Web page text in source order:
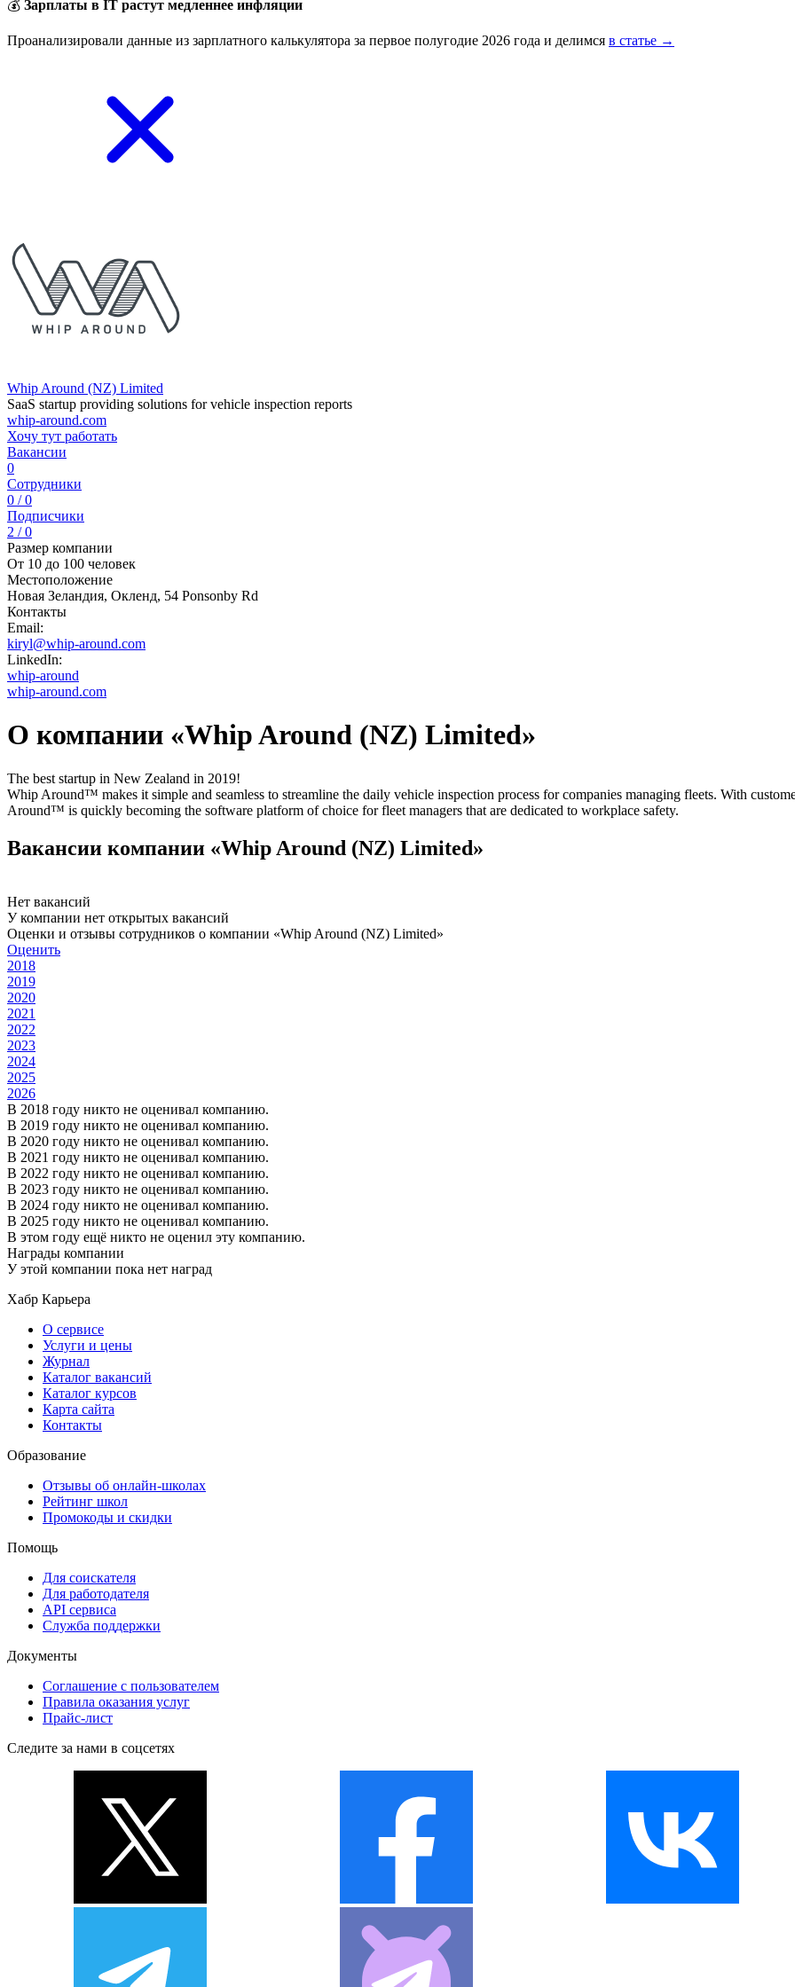
💰 Зарплаты в IT растут медленнее инфляции
Проанализировали данные из зарплатного калькулятора за первое полугодие 2026 года и делимся в статье →
Whip Around (NZ) Limited
SaaS startup providing solutions for vehicle inspection reports
whip-around.com
Хочу тут работать
Вакансии
0
Сотрудники
0 / 0
Подписчики
2 / 0
Размер компании
От 10 до 100 человек
Местоположение
Новая Зеландия, Окленд, 54 Ponsonby Rd
Контакты
Email:
kiryl@whip-around.com
LinkedIn:
whip-around
whip-around.com
О компании «Whip Around (NZ) Limited»
The best startup in New Zealand in 2019!
Whip Around™ makes it simple and seamless to streamline the daily vehicle inspection process for companies managing fleets. With
Around™ is quickly becoming the software platform of choice for fleet managers that are dedicated to workplace safety.
Вакансии компании «Whip Around (NZ) Limited»
Нет вакансий
У компании нет открытых вакансий
Оценки и отзывы сотрудников о компании «Whip Around (NZ) Limited»
Оценить
2018
2019
2020
2021
2022
2023
2024
2025
2026
В 2018 году никто не оценивал компанию.
В 2019 году никто не оценивал компанию.
В 2020 году никто не оценивал компанию.
В 2021 году никто не оценивал компанию.
В 2022 году никто не оценивал компанию.
В 2023 году никто не оценивал компанию.
В 2024 году никто не оценивал компанию.
В 2025 году никто не оценивал компанию.
В этом году ещё никто не оценил эту компанию.
Награды компании
У этой компании пока нет наград
Хабр Карьера
О сервисе
Услуги и цены
Журнал
Каталог вакансий
Каталог курсов
Карта сайта
Контакты
Образование
Отзывы об онлайн-школах
Рейтинг школ
Промокоды и скидки
Помощь
Для соискателя
Для работодателя
API сервиса
Служба поддержки
Документы
Соглашение с пользователем
Правила оказания услуг
Прайс-лист
Следите за нами в соцсетях